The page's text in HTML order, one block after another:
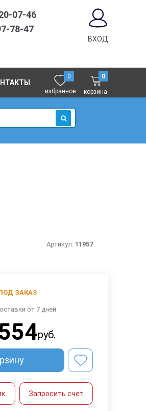
07-46
78-47
ВХОД
0
избранное
0
корзина
ИСКАТЬ
Артикул: 11957
ЗАКАЗ
от 7 дней
руб.
Запросить счет